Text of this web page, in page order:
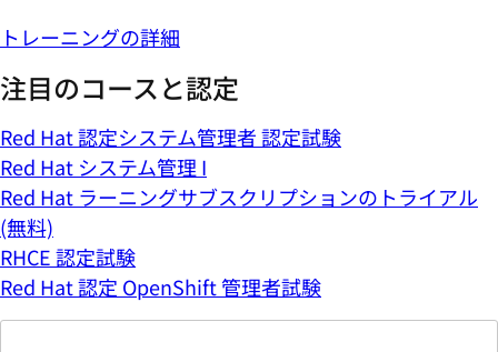
トレーニングの詳細
注目のコースと認定
Red Hat 認定システム管理者 認定試験
Red Hat システム管理 I
Red Hat ラーニングサブスクリプションのトライアル
(無料)
RHCE 認定試験
Red Hat 認定 OpenShift 管理者試験